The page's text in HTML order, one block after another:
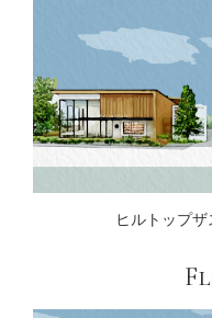
ヒルトップ